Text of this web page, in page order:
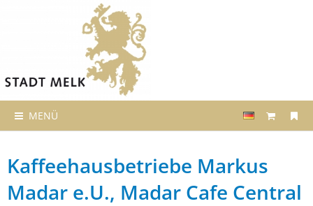
MENÜ
Kaffeehausbetriebe Markus
Madar e.U., Madar Cafe Central